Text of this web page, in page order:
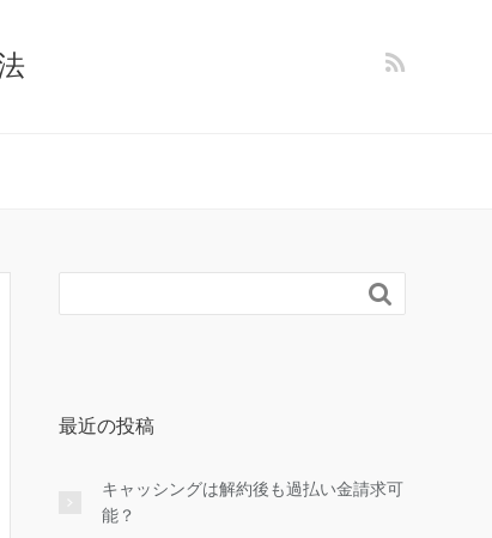

最近の投稿
キャッシングは解約後も過払い金請求可
能？